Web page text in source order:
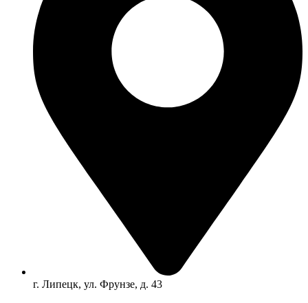
г. Липецк, ул. Фрунзе, д. 43